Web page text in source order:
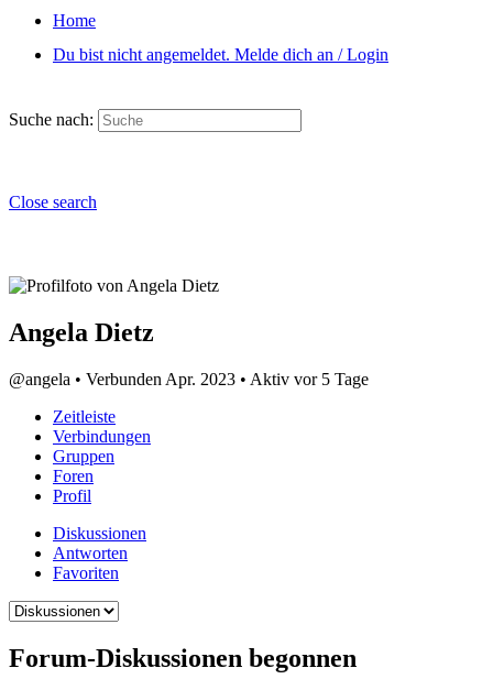
Home
Du bist nicht angemeldet. Melde dich an / Login
Suche nach:
Close search
Angela Dietz
@angela • Verbunden Apr. 2023 • Aktiv vor 5 Tage
Zeitleiste
Verbindungen
Gruppen
Foren
Profil
Diskussionen
Antworten
Favoriten
Forum-Diskussionen begonnen